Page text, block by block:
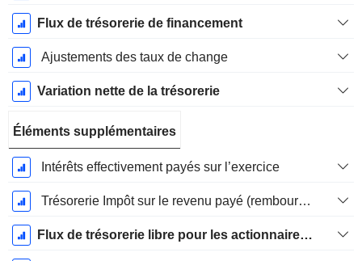
Flux de trésorerie de financement
Ajustements des taux de change
Variation nette de la trésorerie
Éléments supplémentaires
Intérêts effectivement payés sur l’exercice
Trésorerie Impôt sur le revenu payé (remboursement)Impôt effectivement payé (remboursé) sur l’exercice
Flux de trésorerie libre pour les actionnaires FCFE